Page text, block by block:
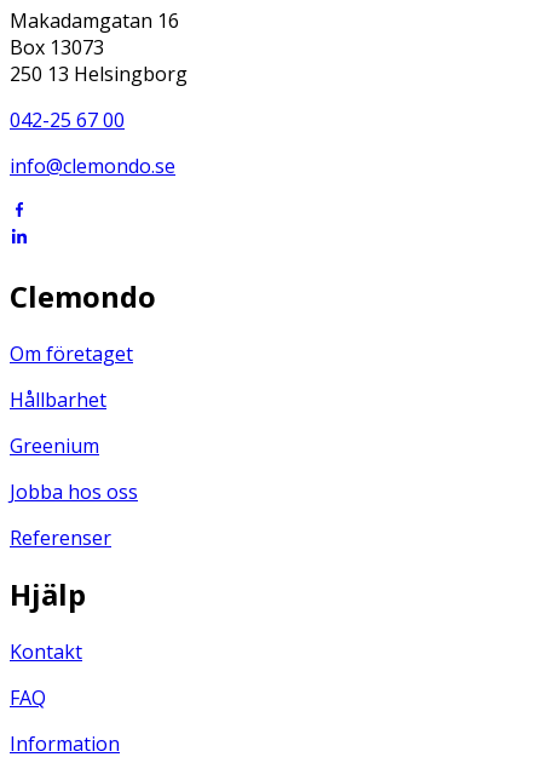
Makadamgatan 16
Box 13073
250 13 Helsingborg
042-25 67 00
info@clemondo.se
Clemondo
Om företaget
Hållbarhet
Greenium
Jobba hos oss
Referenser
Hjälp
Kontakt
FAQ
Information